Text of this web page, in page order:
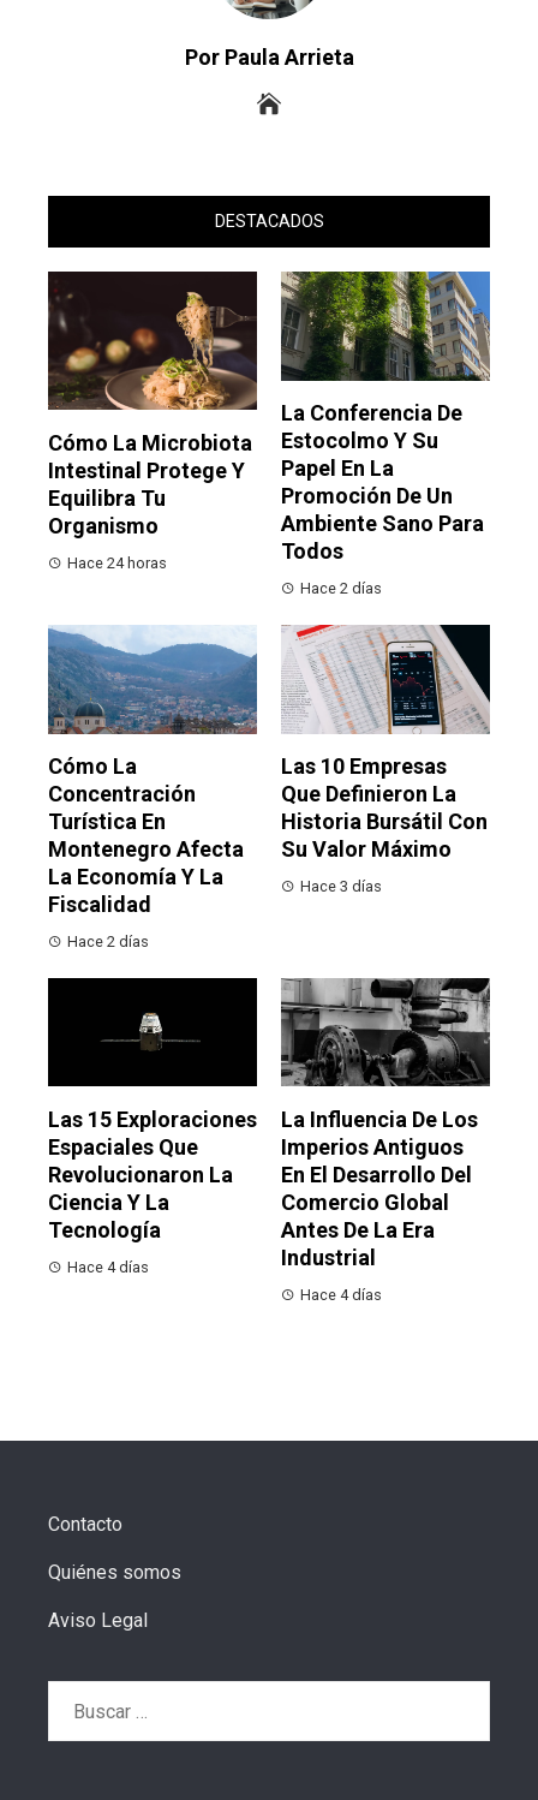
Por Paula Arrieta
DESTACADOS
Cómo La Microbiota
Intestinal Protege Y
Equilibra Tu
Organismo
Hace 24 horas
La Conferencia De
Estocolmo Y Su
Papel En La
Promoción De Un
Ambiente Sano Para
Todos
Hace 2 días
Cómo La
Concentración
Turística En
Montenegro Afecta
La Economía Y La
Fiscalidad
Hace 2 días
Las 10 Empresas
Que Definieron La
Historia Bursátil Con
Su Valor Máximo
Hace 3 días
Las 15 Exploraciones
Espaciales Que
Revolucionaron La
Ciencia Y La
Tecnología
Hace 4 días
La Influencia De Los
Imperios Antiguos
En El Desarrollo Del
Comercio Global
Antes De La Era
Industrial
Hace 4 días
Contacto
Quiénes somos
Aviso Legal